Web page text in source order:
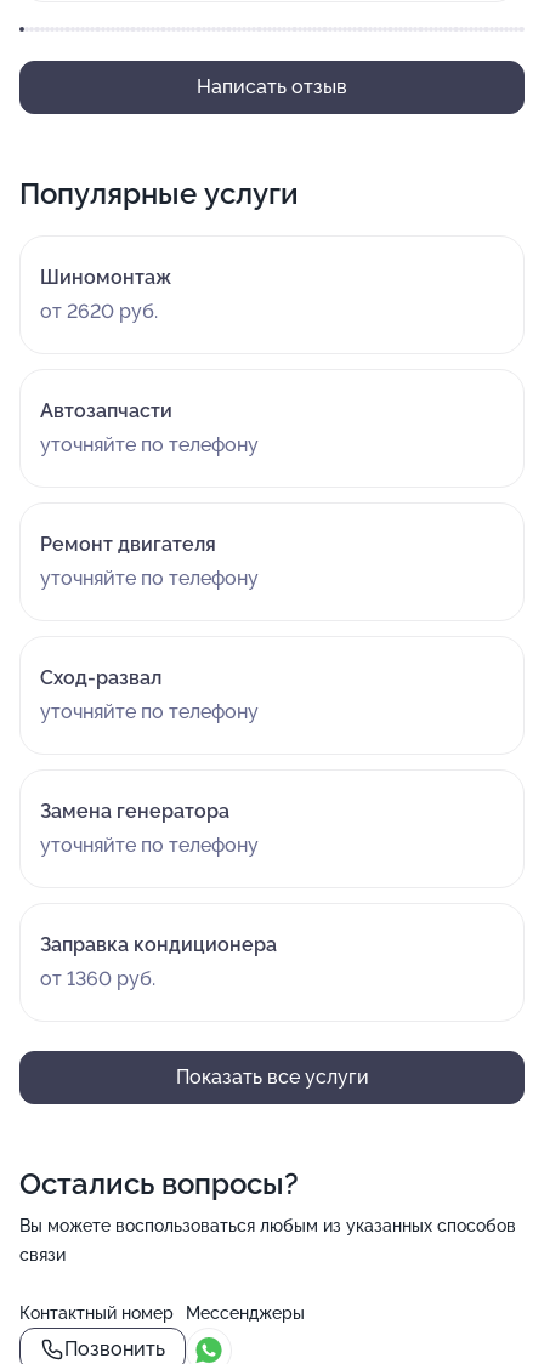
Написать отзыв
Популярные услуги
Шиномонтаж
от 2620 руб.
Автозапчасти
уточняйте по телефону
Ремонт двигателя
уточняйте по телефону
Сход-развал
уточняйте по телефону
Замена генератора
уточняйте по телефону
Заправка кондиционера
от 1360 руб.
Показать все услуги
Остались вопросы?
Вы можете воспользоваться любым из указанных способов
связи
Контактный номер
Позвонить
Мессенджеры